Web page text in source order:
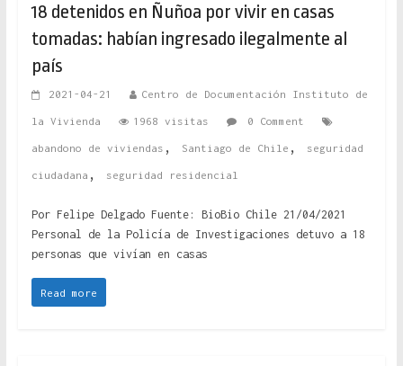
18 detenidos en Ñuñoa por vivir en casas
tomadas: habían ingresado ilegalmente al
país
2021-04-21 Centro de Documentación Instituto de
la Vivienda 1968 visitas 0 Comment
abandono de viviendas , Santiago de Chile , seguridad
ciudadana , seguridad residencial
Por Felipe Delgado Fuente: BioBio Chile 21/04/2021
Personal de la Policía de Investigaciones detuvo a 18
personas que vivían en casas
Read more